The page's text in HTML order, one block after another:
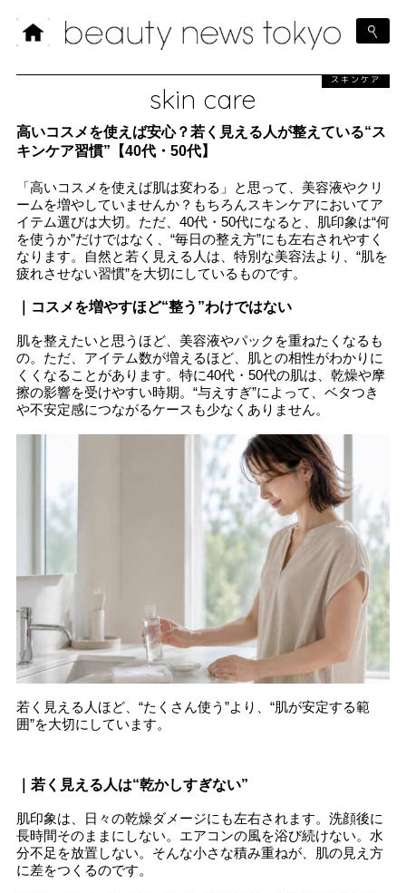
skin care
スキンケア
高いコスメを使えば安心？若く見える人が整えている“ス
キンケア習慣”【40代・50代】
「高いコスメを使えば肌は変わる」と思って、美容液やクリ
ームを増やしていませんか？もちろんスキンケアにおいてア
イテム選びは大切。ただ、40代・50代になると、肌印象は“何
を使うか”だけではなく、“毎日の整え方”にも左右されやすく
なります。自然と若く見える人は、特別な美容法より、“肌を
疲れさせない習慣”を大切にしているものです。
｜コスメを増やすほど“整う”わけではない
肌を整えたいと思うほど、美容液やパックを重ねたくなるも
の。ただ、アイテム数が増えるほど、肌との相性がわかりに
くくなることがあります。特に40代・50代の肌は、乾燥や摩
擦の影響を受けやすい時期。“与えすぎ”によって、ベタつき
や不安定感につながるケースも少なくありません。
若く見える人ほど、“たくさん使う”より、“肌が安定する範
囲”を大切にしています。
｜若く見える人は“乾かしすぎない”
肌印象は、日々の乾燥ダメージにも左右されます。洗顔後に
長時間そのままにしない。エアコンの風を浴び続けない。水
分不足を放置しない。そんな小さな積み重ねが、肌の見え方
に差をつくるのです。